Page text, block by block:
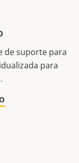
de suporte para
para